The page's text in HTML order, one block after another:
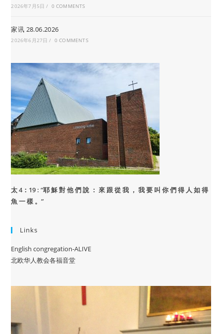
2026年7月5日 / 0 COMMENTS
家讯 28.06.2026
2026年6月27日 / 0 COMMENTS
太 4：19 : “耶 穌 對 他 們 說 ： 來 跟 從 我 ， 我 要 叫 你 們 得 人 如 得
魚 一 樣 。”
Links
English congregation-ALIVE
北欧华人教会各福音堂